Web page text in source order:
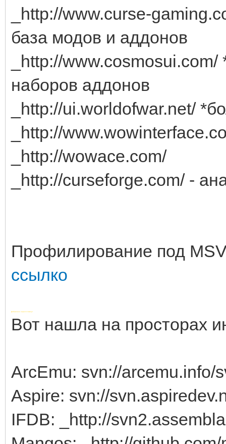
_http://www.curse-
база модов и аддонов
_http://
наборов аддонов
_http://ui.worldofwar.net/
_http://
_http://wowace.com/
_http://curseforge.com/ -
Профилирование под
сcылко
Добавлено через 14 минут
Вот нашла на просторах
ArcEmu: svn://arcemu.info/
Aspire: svn://
IFDB: _http://